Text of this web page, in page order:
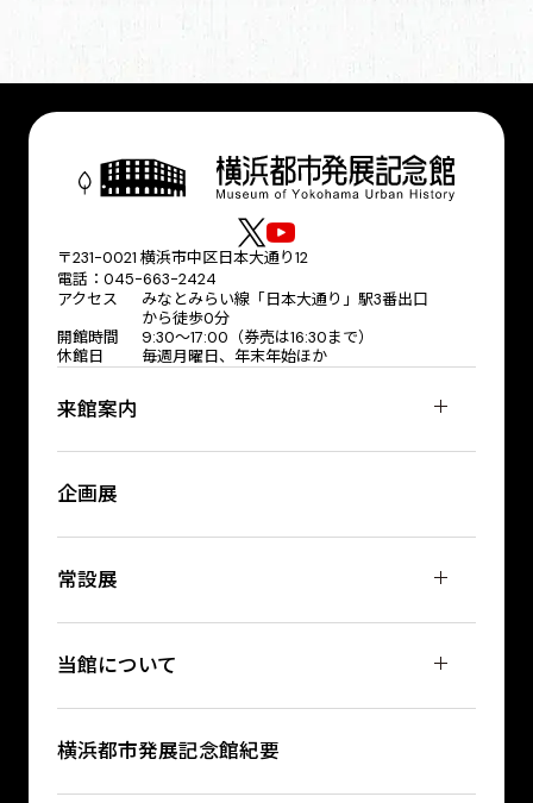
〒231-0021 横浜市中区日本大通り12
電話：045-663-2424
アクセス
みなとみらい線「日本大通り」駅3番出口
から徒歩0分
開館時間
9:30〜17:00（券売は16:30まで）
休館日
毎週月曜日、年末年始ほか
来館案内
企画展
常設展
当館について
横浜都市発展記念館紀要